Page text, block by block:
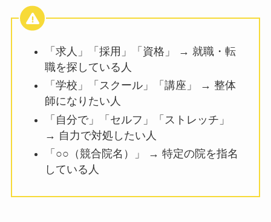
「求人」「採用」「資格」 → 就職・転
職を探している人
「学校」「スクール」「講座」 → 整体
師になりたい人
「自分で」「セルフ」「ストレッチ」
→ 自力で対処したい人
「○○（競合院名）」 → 特定の院を指名
している人